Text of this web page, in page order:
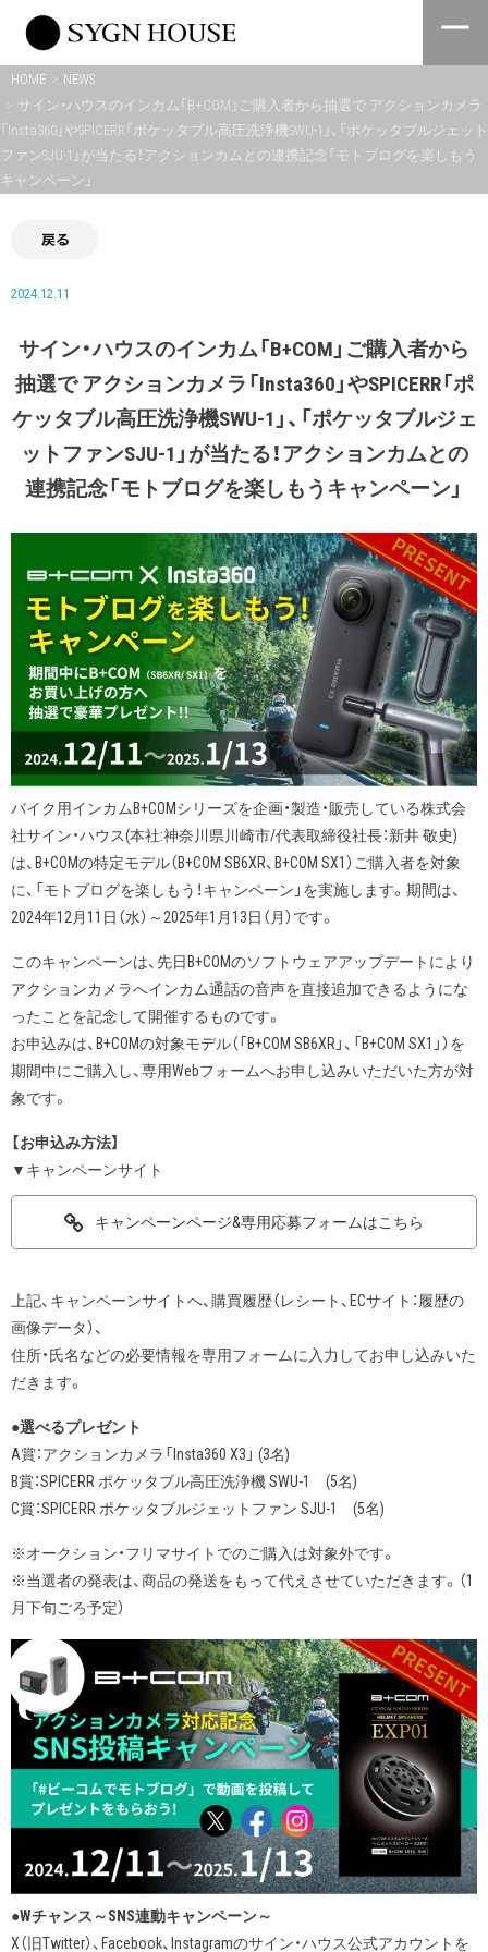
content
HOME
NEWS
サイン・ハウスのインカム「B+COM」ご購入者から抽選で アクションカメラ
「Insta360」やSPICERR「ポケッタブル高圧洗浄機SWU-1」、「ポケッタブルジェット
ファンSJU-1」が当たる！アクションカムとの連携記念「モトブログを楽しもう
キャンペーン」
戻る
2024.12.11
サイン・ハウスのインカム「B+COM」ご購入者から
抽選で アクションカメラ「Insta360」やSPICERR「ポ
ケッタブル高圧洗浄機SWU-1」、「ポケッタブルジェ
ットファンSJU-1」が当たる！アクションカムとの
連携記念「モトブログを楽しもうキャンペーン」
バイク用インカムB+COMシリーズを企画・製造・販売している株式会
社サイン・ハウス(本社:神奈川県川崎市/代表取締役社長：新井 敬史)
は、B+COMの特定モデル（B+COM SB6XR、B+COM SX1）ご購入者を対象
に、「モトブログを楽しもう！キャンペーン」を実施します。期間は、
2024年12月11日（水）～2025年1月13日（月）です。
このキャンペーンは、先日B+COMのソフトウェアアップデートにより
アクションカメラへインカム通話の音声を直接追加できるようにな
ったことを記念して開催するものです。
お申込みは、B+COMの対象モデル（「B+COM SB6XR」、「B+COM SX1」）を
期間中にご購入し、専用Webフォームへお申し込みいただいた方が対
象です。
【お申込み方法】
▼キャンペーンサイト
キャンペーンページ&専用応募フォームはこちら
上記、キャンペーンサイトへ、購買履歴（レシート、ECサイト：履歴の
画像データ）、
住所・氏名などの必要情報を専用フォームに入力してお申し込みいた
だきます。
●選べるプレゼント
A賞：アクションカメラ「Insta360 X3」 (3名)
B賞：SPICERR ポケッタブル高圧洗浄機 SWU-1 (5名)
C賞：SPICERR ポケッタブルジェットファン SJU-1 (5名)
※オークション・フリマサイトでのご購入は対象外です。
※当選者の発表は、商品の発送をもって代えさせていただきます。（1
月下旬ごろ予定）
●Wチャンス～SNS連動キャンペーン～
X（旧Twitter）、Facebook、Instagramのサイン・ハウス公式アカウントを